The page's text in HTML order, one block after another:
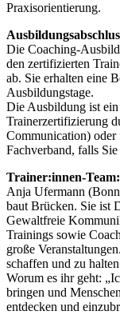
Praxisorientierung.
Die Coaching-
den zertifizierten
ab. Sie erhalten eine
Ausbildungstage.
Die Ausbildung ist
Trainerzertifizierung
Communication) oder
Fachverband, falls
Trainer:innen-Team:
Anja Ufermann
baut Brücken. Sie ist
Gewaltfreie
Trainings sowie
große
schaffen und zu
Worum es ihr geht:
bringen und
entdecken und